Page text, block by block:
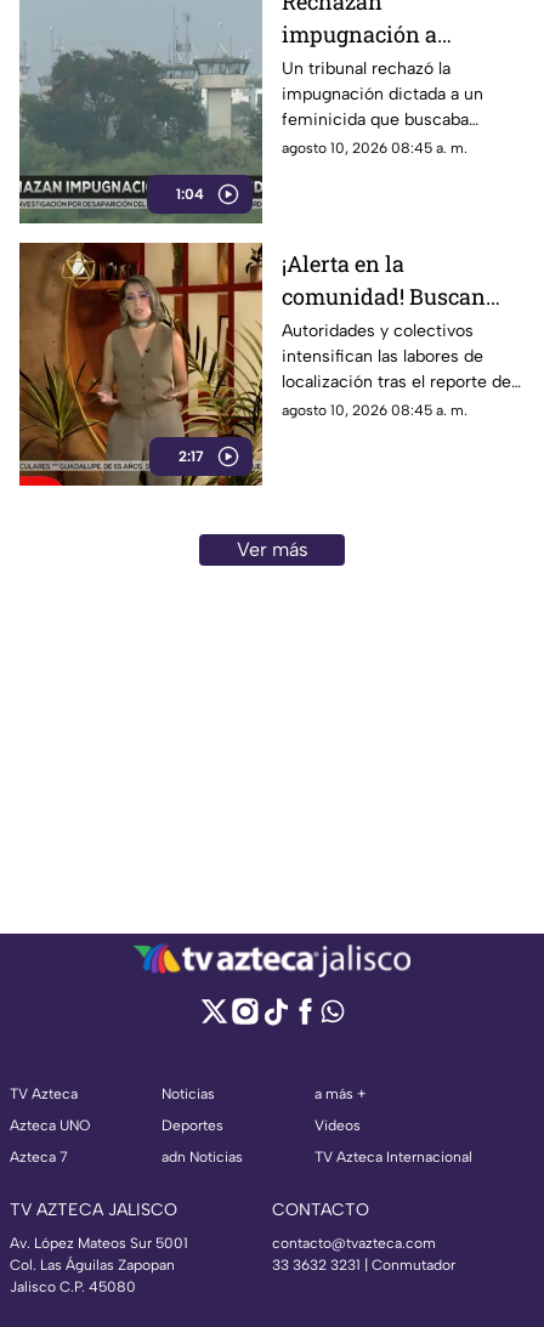
1:04
impugnación a
feminicida; se quedará
40 años en prisión
Un tribunal rechazó la
impugnación dictada a un
feminicida que buscaba
reducir su condena. El agresor
agosto 10, 2026 08:45 a. m.
2:17
¡Alerta en la
comunidad! Buscan
intensamente a 26
adolescentes
reportados como
desaparecidos
Autoridades y colectivos
intensifican las labores de
localización tras el reporte de
desaparición de 26
agosto 10, 2026 08:45 a. m.
Ver más
TV Azteca
Azteca UNO
Azteca 7
Noticias
Deportes
adn Noticias
a más +
Videos
TV Azteca Internacional
TV AZTECA JALISCO
Av. López Mateos Sur 5001
Col. Las Águilas Zapopan
Jalisco C.P. 45080
CONTACTO
contacto@tvazteca.com
33 3632 3231 | Conmutador